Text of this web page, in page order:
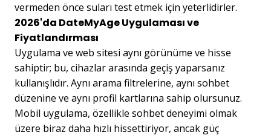
vermeden önce suları test etmek için yeterlidirler.
2026'da DateMyAge Uygulaması ve
Fiyatlandırması
Uygulama ve web sitesi aynı görünüme ve hisse
sahiptir; bu, cihazlar arasında geçiş yaparsanız
kullanışlıdır. Aynı arama filtrelerine, aynı sohbet
düzenine ve aynı profil kartlarına sahip olursunuz.
Mobil uygulama, özellikle sohbet deneyimi olmak
üzere biraz daha hızlı hissettiriyor, ancak güç